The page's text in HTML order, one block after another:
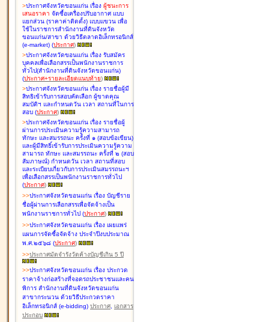
>ประกาศจังหวัดขอนแก่น เรื่อง ผู้ชนะการ
เสนอราคา จัดซื้อเครื่องปรับอากาศ แบบ
แยกส่วน (ราคาค่าติดตั้ง) แบบแขวน เพื่อ
ใช้ในราชการสำนักงานที่ดินจังหวัด
ขอนแก่น/สาขา ด้วยวิธีตลาดอิเล็กทรอนิกส์
(e-market) (ประกาศ)
>ประกาศจังหวัดขอนแก่น เรื่อง รับสมัคร
บุคคลเพื่อเลือกสรรเป็นพนักงานราชการ
ทั่วไป(สำนักงานที่ดินจังหวัดขอนแก่น)
(ประกาศ+รายละเอียดแนบท้าย)
>ประกาศจังหวัดขอนแก่น เรื่อง รายชื่อผู้มี
สิทธิเข้ารับการสอบคัดเลือก ผู้ขาดคุณ
สมบัติฯ และกำหนดวัน เวลา สถานที่ในการ
สอบ (ประกาศ)
>ประกาศจังหวัดขอนแก่น เรื่อง รายชื่อผู้
ผ่านการประเมินความรู้ความสามารถ
ทักษะ และสมรรถนะ ครั้งที่ ๑ (สอบข้อเขียน)
และผู้มีสิทธิ์เข้ารับการประเมินความรู้ความ
สามารถ ทักษะ และสมรรถนะ ครั้งที่ ๒ (สอบ
สัมภาษณ์) กำหนดวัน เวลา สถานที่สอบ
และระเบียบเกี่ยวกับการประเมินสมรรถนะฯ
เพื่อเลือกสรรเป็นพนักงานราชการทั่วไป
(ประกาศ)
>>ประกาศจังหวัดขอนแก่น เรื่อง บัญชีราย
ชื่อผู้ผ่านการเลือกสรรเพื่อจัดจ้างเป็น
พนักงานราชการทั่วไป (ประกาศ)
>>ประกาศจังหวัดขอนแก่น เรื่อง เผยแพร่
แผนการจัดซื้อจัดจ้าง ประจำปีงบประมาณ
พ.ศ.๒๕๖๘ (ประกาศ)
>>ประกาศมัดจำรังวัดค้างบัญชีเกิน 5 ปี
>>ประกาศจังหวัดขอนแก่น เรื่อง ประกวด
ราคาจ้างก่อสร้างที่จอดรถประชาชนและคน
พิการ สำนักงานที่ดินจังหวัดขอนแก่น
สาขากระนวน ด้วยวิธีประกวดราคา
อิเล็กทรอนิกส์ (e-bidding) ประกาศ, เอกสาร
ประกอบ